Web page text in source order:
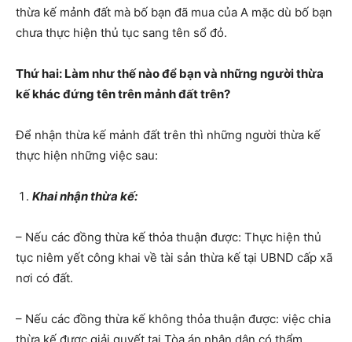
thừa kế mảnh đất mà bố bạn đã mua của A mặc dù bố bạn
chưa thực hiện thủ tục sang tên sổ đỏ.
Thứ hai: Làm như thế nào để bạn và những người thừa
kế khác đứng tên trên mảnh đất trên?
Để nhận thừa kế mảnh đất trên thì những người thừa kế
thực hiện những việc sau:
Khai nhận thừa kế:
– Nếu các đồng thừa kế thỏa thuận được: Thực hiện thủ
tục niêm yết công khai về tài sản thừa kế tại UBND cấp xã
nơi có đất.
– Nếu các đồng thừa kế không thỏa thuận được: việc chia